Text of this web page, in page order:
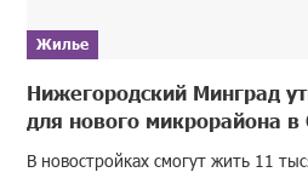
Жилье
Нижегородский Минград
для нового микрорайона в
В новостройках смогут жить 11